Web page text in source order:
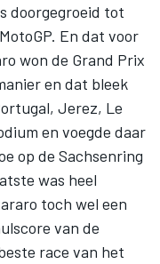
doorgegroeid tot
En dat voor
won de Grand Prix
en dat bleek
Jerez, Le
en voegde daar
op de Sachsenring
was heel
toch wel een
van de
race van het